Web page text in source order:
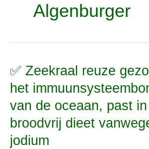
Algenburger
✅ Zeekraal reuze
het
van de oceaan, past
broodvrij dieet
jodium
✅
reuze
gezond,
’t
is
het